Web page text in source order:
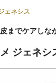
ェネシス
までケアしな
ジェネシ